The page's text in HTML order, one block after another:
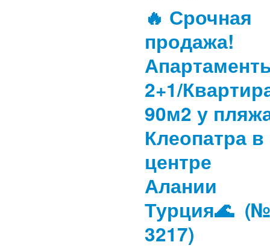
🔥 Срочная
продажа!
2+1/
90м2 у
Клеопатра в
центре
Алании
Турция🌊 (№
3217)